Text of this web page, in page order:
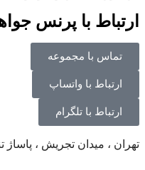
ارتباط با پرنس
تماس با مجموعه
ارتباط با واتساپ
ارتباط با تلگرام
تهران ، میدان تجریش ، پاساژ